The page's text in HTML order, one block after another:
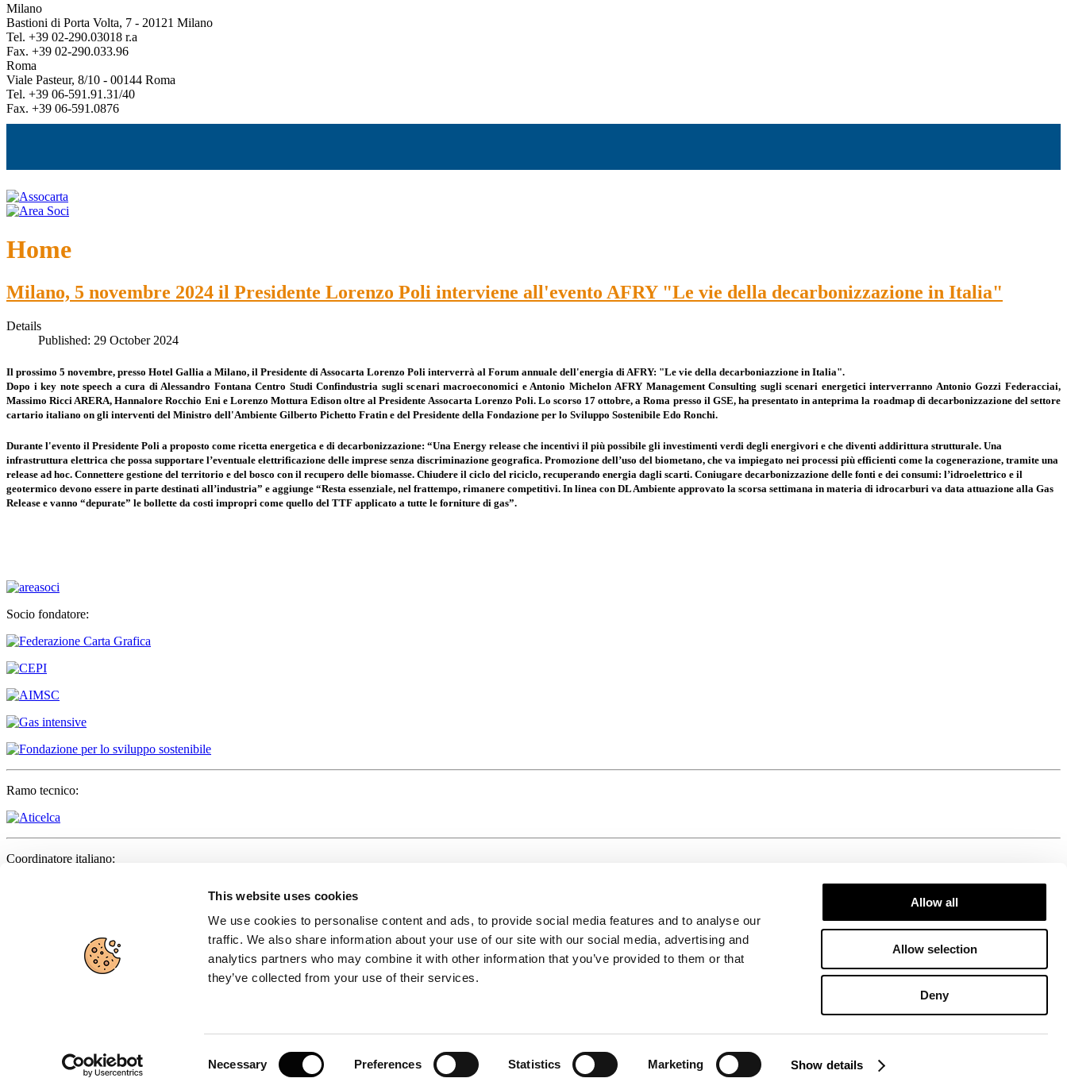
This website uses cookies
We use cookies to personalise content and ads, to provide social media features and to analyse our
traffic. We also share information about your use of our site with our social media, advertising and
analytics partners who may combine it with other information that you’ve provided to them or that
they’ve collected from your use of their services.
Necessary Preferences Statistics Marketing Show details
Allow all
Allow selection
Deny
Milano
Bastioni di Porta Volta, 7 - 20121 Milano
Tel. +39 02-290.03018 r.a
Fax. +39 02-290.033.96
Roma
Viale Pasteur, 8/10 - 00144 Roma
Tel. +39 06-591.91.31/40
Fax. +39 06-591.0876
Home
Milano, 5 novembre 2024 il Presidente Lorenzo Poli interviene all'evento AFRY "Le vie della decarbonizzazione in Italia"
Details
Published: 29 October 2024
Il prossimo 5 novembre, presso Hotel Gallia a Milano, il Presidente di Assocarta Lorenzo Poli interverrà al Forum annuale dell'energia di AFRY: "Le vie della decarboniazzione in Italia".
Dopo i key note speech a cura di Alessandro Fontana Centro Studi Confindustria sugli scenari macroeconomici e Antonio Michelon AFRY Management Consulting sugli scenari energetici interverranno Antonio Gozzi Federacciai,
Massimo Ricci ARERA, Hannalore Rocchio Eni e Lorenzo Mottura Edison oltre al Presidente Assocarta Lorenzo Poli. Lo scorso 17 ottobre, a Roma presso il GSE, ha presentato in anteprima la roadmap di decarbonizzazione del settore
cartario italiano on gli interventi del Ministro dell'Ambiente Gilberto Pichetto Fratin e del Presidente della Fondazione per lo Sviluppo Sostenibile Edo Ronchi.
Durante l'evento il Presidente Poli a proposto come ricetta energetica e di decarbonizzazione: “Una Energy release che incentivi il più possibile gli investimenti verdi degli energivori e che diventi addirittura strutturale. Una
infrastruttura elettrica che possa supportare l’eventuale elettrificazione delle imprese senza discriminazione geografica. Promozione dell’uso del biometano, che va impiegato nei processi più efficienti come la cogenerazione, tramite una
release ad hoc. Connettere gestione del territorio e del bosco con il recupero delle biomasse. Chiudere il ciclo del riciclo, recuperando energia dagli scarti. Coniugare decarbonizzazione delle fonti e dei consumi: l’idroelettrico e il
geotermico devono essere in parte destinati all’industria” e aggiunge “Resta essenziale, nel frattempo, rimanere competitivi. In linea con DL Ambiente approvato la scorsa settimana in materia di idrocarburi va data attuazione alla Gas
Release e vanno “depurate” le bollette da costi impropri come quello del TTF applicato a tutte le forniture di gas”.
Socio fondatore:
Ramo tecnico:
Coordinatore italiano: